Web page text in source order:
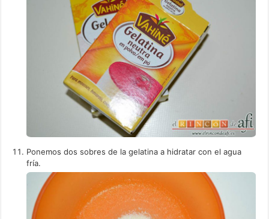
Ponemos dos sobres de la gelatina a hidratar con el agua
fría.